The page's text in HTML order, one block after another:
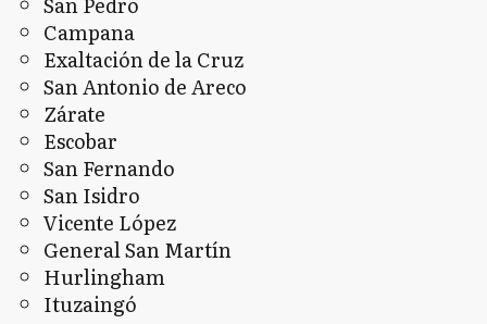
Campana
Exaltación de la Cruz
San Antonio de Areco
Zárate
Escobar
San Fernando
San Isidro
Vicente López
General San Martín
Hurlingham
Ituzaingó